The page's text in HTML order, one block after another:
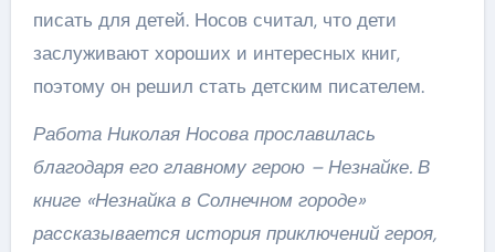
писать для детей. Носов считал, что дети
заслуживают хороших и интересных книг,
поэтому он решил стать детским писателем.
Работа Николая Носова прославилась
благодаря его главному герою – Незнайке. В
книге «Незнайка в Солнечном городе»
рассказывается история приключений героя,